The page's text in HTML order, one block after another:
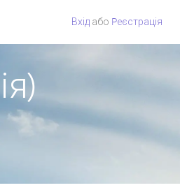
Вхід або Pеєстрація